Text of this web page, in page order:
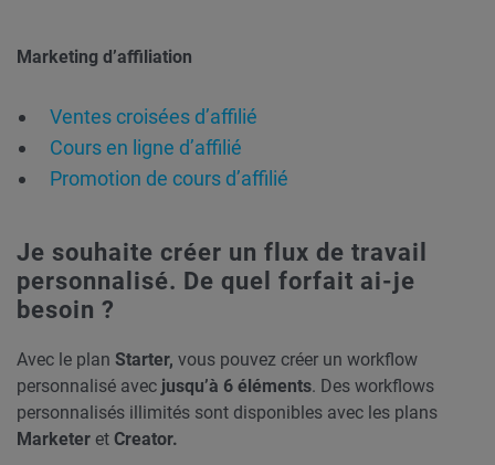
Marketing d’affiliation
Ventes croisées d’affilié
Cours en ligne d’affilié
Promotion de cours d’affilié
Je souhaite créer un flux de travail
personnalisé. De quel forfait ai-je
besoin ?
Avec le plan Starter, vous pouvez créer un workflow
personnalisé avec jusqu’à 6 éléments. Des workflows
personnalisés illimités sont disponibles avec les plans
Marketer et Creator.